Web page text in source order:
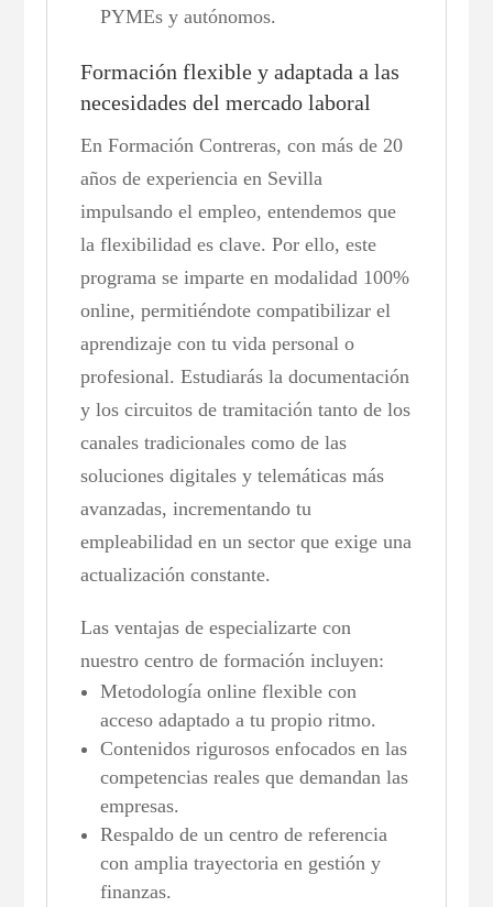
PYMEs y autónomos.
Formación flexible y adaptada a las
necesidades del mercado laboral
En Formación Contreras, con más de 20
años de experiencia en Sevilla
impulsando el empleo, entendemos que
la flexibilidad es clave. Por ello, este
programa se imparte en modalidad 100%
online, permitiéndote compatibilizar el
aprendizaje con tu vida personal o
profesional. Estudiarás la documentación
y los circuitos de tramitación tanto de los
canales tradicionales como de las
soluciones digitales y telemáticas más
avanzadas, incrementando tu
empleabilidad en un sector que exige una
actualización constante.
Las ventajas de especializarte con
nuestro centro de formación incluyen:
Metodología online flexible con
acceso adaptado a tu propio ritmo.
Contenidos rigurosos enfocados en las
competencias reales que demandan las
empresas.
Respaldo de un centro de referencia
con amplia trayectoria en gestión y
finanzas.